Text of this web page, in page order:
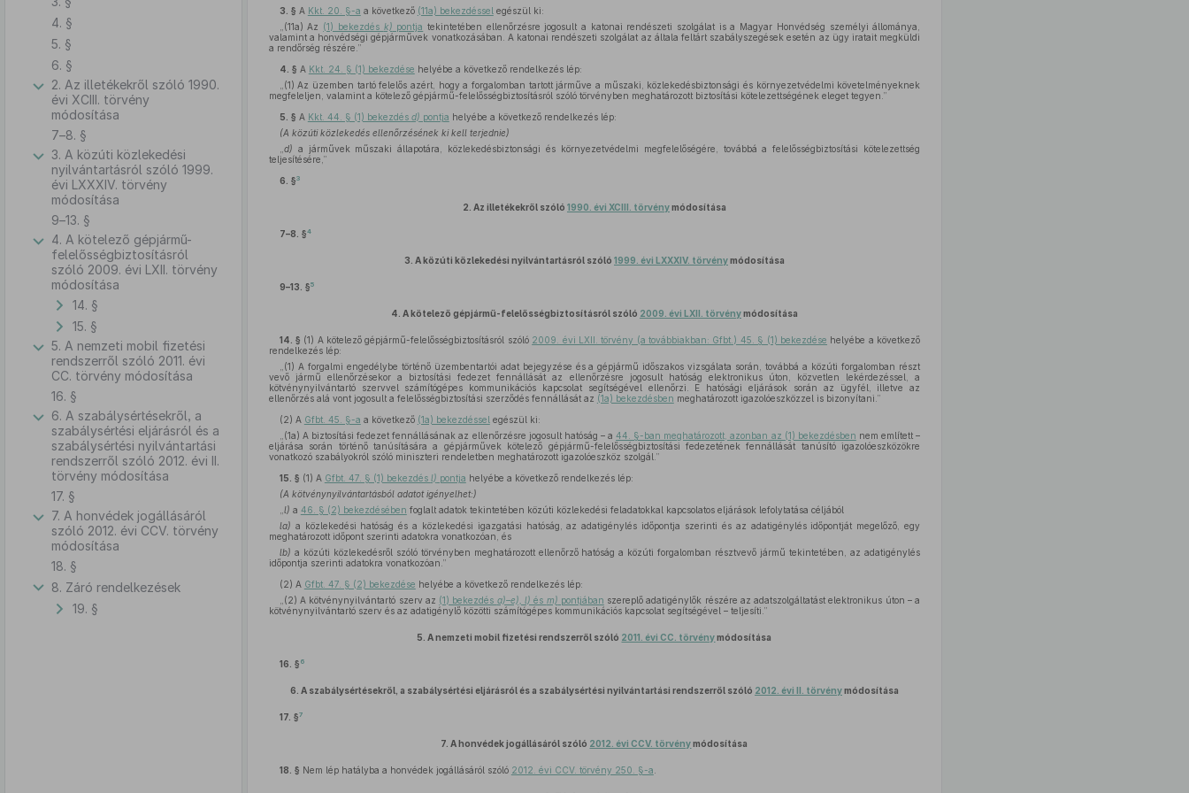
4. §
5. §
6. §
2. Az illetékekről szóló 1990.
évi XCIII. törvény
módosítása
7–8. §
3. A közúti közlekedési
nyilvántartásról szóló 1999.
évi LXXXIV. törvény
módosítása
9–13. §
4. A kötelező gépjármű-
felelősségbiztosításról
szóló 2009. évi LXII. törvény
módosítása
14. §
15. §
5. A nemzeti mobil fizetési
rendszerről szóló 2011. évi
CC. törvény módosítása
16. §
6. A szabálysértésekről, a
szabálysértési eljárásról és a
szabálysértési nyilvántartási
rendszerről szóló 2012. évi II.
törvény módosítása
17. §
7. A honvédek jogállásáról
szóló 2012. évi CCV. törvény
módosítása
18. §
8. Záró rendelkezések
19. §
3. § A Kkt. 20. §-a a következő (11a) bekezdéssel egészül ki:
„(11a) Az (1) bekezdés k) pontja tekintetében ellenőrzésre jogosult a katonai rendészeti szolgálat is a Magyar Honvédség személyi állománya,
valamint a honvédségi gépjárművek vonatkozásában. A katonai rendészeti szolgálat az általa feltárt szabályszegések esetén az ügy iratait megküldi
a rendőrség részére.”
4. § A Kkt. 24. § (1) bekezdése helyébe a következő rendelkezés lép:
„(1) Az üzemben tartó felelős azért, hogy a forgalomban tartott járműve a műszaki, közlekedésbiztonsági és környezetvédelmi követelményeknek
megfeleljen, valamint a kötelező gépjármű-felelősségbiztosításról szóló törvényben meghatározott biztosítási kötelezettségének eleget tegyen.”
5. § A Kkt. 44. § (1) bekezdés d) pontja helyébe a következő rendelkezés lép:
(A közúti közlekedés ellenőrzésének ki kell terjednie)
d) a járművek műszaki állapotára, közlekedésbiztonsági és környezetvédelmi megfelelőségére, továbbá a felelősségbiztosítási kötelezettség
teljesítésére,”
6. §3
2. Az illetékekről szóló 1990. évi XCIII. törvénymódosítása
7–8. §4
3. A közúti közlekedési nyilvántartásról szóló 1999. évi LXXXIV. törvénymódosítása
9–13. §5
4. A kötelező gépjármű-felelősségbiztosításról szóló 2009. évi LXII. törvénymódosítása
14. § (1) A kötelező gépjármű-felelősségbiztosításról szóló 2009. évi LXII. törvény (a továbbiakban: Gfbt.) 45. § (1) bekezdése helyébe a következő
rendelkezés lép:
„(1) A forgalmi engedélybe történő üzembentartói adat bejegyzése és a gépjármű időszakos vizsgálata során, továbbá a közúti forgalomban részt
vevő jármű ellenőrzésekor a biztosítási fedezet fennállását az ellenőrzésre jogosult hatóság elektronikus úton, közvetlen lekérdezéssel, a
kötvénynyilvántartó szervvel számítógépes kommunikációs kapcsolat segítségével ellenőrzi. E hatósági eljárások során az ügyfél, illetve az
ellenőrzés alá vont jogosult a felelősségbiztosítási szerződés fennállását az (1a) bekezdésben meghatározott igazolóeszközzel is bizonyítani.”
(2) A Gfbt. 45. §-a a következő (1a) bekezdéssel egészül ki:
„(1a) A biztosítási fedezet fennállásának az ellenőrzésre jogosult hatóság – a44. §-ban meghatározott, azonban az (1) bekezdésben nem említett –
eljárása során történő tanúsítására a gépjárművek kötelező gépjármű-felelősségbiztosítási fedezetének fennállását tanúsító igazolóeszközökre
vonatkozó szabályokról szóló miniszteri rendeletben meghatározott igazolóeszköz szolgál.”
15. § (1) A Gfbt. 47. § (1) bekezdés l) pontja helyébe a következő rendelkezés lép:
(A kötvénynyilvántartásból adatot igényelhet:)
l) a 46. § (2) bekezdésében foglalt adatok tekintetében közúti közlekedési feladatokkal kapcsolatos eljárások lefolytatása céljából
la) a közlekedési hatóság és a közlekedési igazgatási hatóság, az adatigénylés időpontja szerinti és az adatigénylés időpontját megelőző, egy
meghatározott időpont szerinti adatokra vonatkozóan, és
lb) a közúti közlekedésről szóló törvényben meghatározott ellenőrző hatóság a közúti forgalomban résztvevő jármű tekintetében, az adatigénylés
időpontja szerinti adatokra vonatkozóan.”
(2) A Gfbt. 47. § (2) bekezdése helyébe a következő rendelkezés lép:
„(2) A kötvénynyilvántartó szerv az (1) bekezdés a)–e), l) és m) pontjában szereplő adatigénylők részére az adatszolgáltatást elektronikus úton – a
kötvénynyilvántartó szerv és az adatigénylő közötti számítógépes kommunikációs kapcsolat segítségével – teljesíti.”
5. A nemzeti mobil fizetési rendszerről szóló 2011. évi CC. törvénymódosítása
16. § 6
6. A szabálysértésekről, a szabálysértési eljárásról és a szabálysértési nyilvántartási rendszerről szóló 2012. évi II. törvénymódosítása
17. §7
7. A honvédek jogállásáról szóló 2012. évi CCV. törvénymódosítása
18. § Nem lép hatályba a honvédek jogállásáról szóló 2012. évi CCV. törvény 250. §-a